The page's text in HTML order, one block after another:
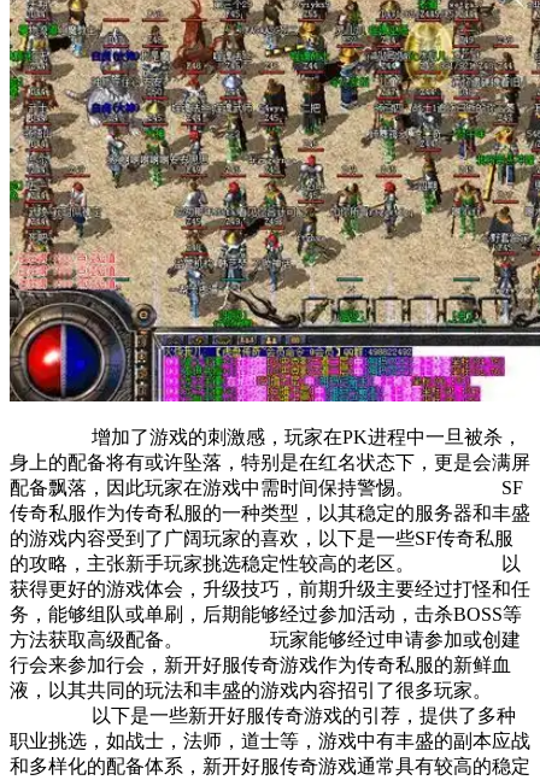
增加了游戏的刺激感，玩家在PK进程中一旦被杀，
身上的配备将有或许坠落，特别是在红名状态下，更是会满屏
配备飘落，因此玩家在游戏中需时间保持警惕。 SF
传奇私服作为传奇私服的一种类型，以其稳定的服务器和丰盛
的游戏内容受到了广阔玩家的喜欢，以下是一些SF传奇私服
的攻略，主张新手玩家挑选稳定性较高的老区。 以
获得更好的游戏体会，升级技巧，前期升级主要经过打怪和任
务，能够组队或单刷，后期能够经过参加活动，击杀BOSS等
方法获取高级配备。 玩家能够经过申请参加或创建
行会来参加行会，新开好服传奇游戏作为传奇私服的新鲜血
液，以其共同的玩法和丰盛的游戏内容招引了很多玩家。
以下是一些新开好服传奇游戏的引荐，提供了多种
职业挑选，如战士，法师，道士等，游戏中有丰盛的副本应战
和多样化的配备体系，新开好服传奇游戏通常具有较高的稳定